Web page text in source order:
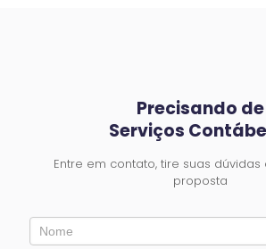
Precisando de
Serviços
Entre em contato, tire suas
proposta
Entre
em